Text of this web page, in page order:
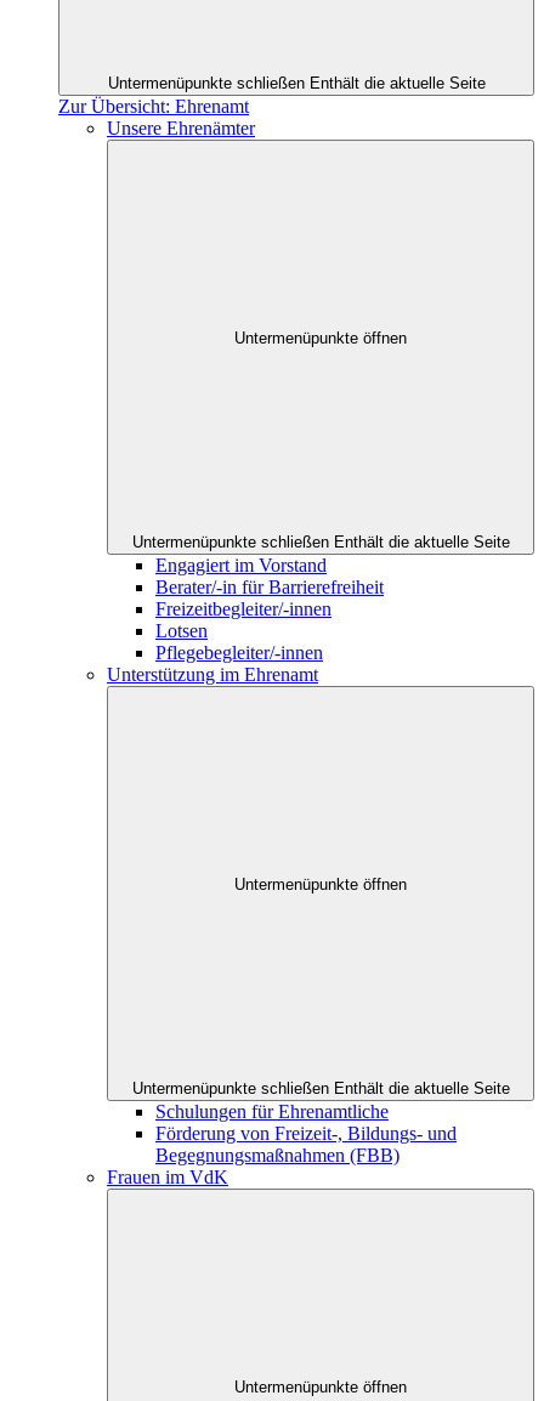
Untermenüpunkte schließen Enthält die aktuelle Seite
Zur Übersicht: Ehrenamt
Unsere Ehrenämter
Untermenüpunkte öffnen
Untermenüpunkte schließen Enthält die aktuelle Seite
Engagiert im Vorstand
Berater/-in für Barrierefreiheit
Freizeitbegleiter/-innen
Lotsen
Pflegebegleiter/-innen
Unterstützung im Ehrenamt
Untermenüpunkte öffnen
Untermenüpunkte schließen Enthält die aktuelle Seite
Schulungen für Ehrenamtliche
Förderung von Freizeit-, Bildungs- und
Begegnungsmaßnahmen (FBB)
Frauen im VdK
Untermenüpunkte öffnen